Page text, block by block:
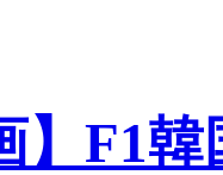
】F1